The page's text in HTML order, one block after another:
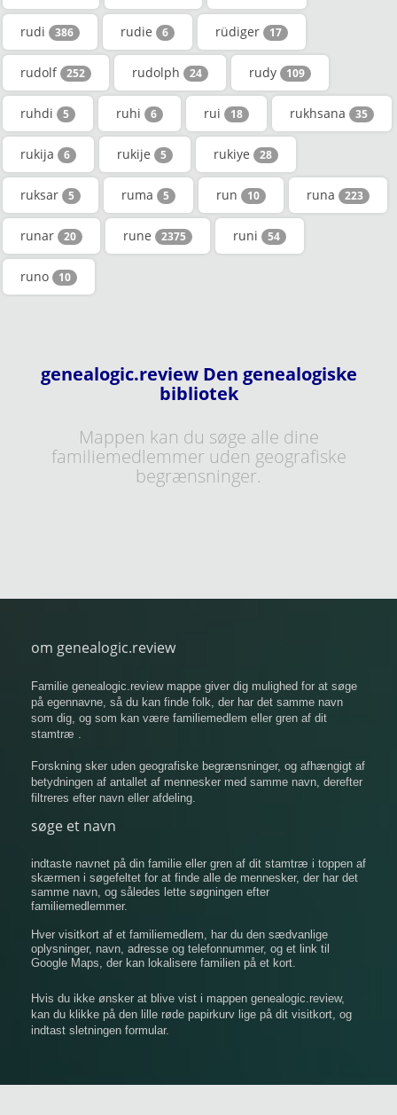
rudi 386 rudie 6 rüdiger 17
rudolf 252 rudolph 24 rudy 109
ruhdi 5 ruhi 6 rui 18 rukhsana 35
rukija 6 rukije 5 rukiye 28
ruksar 5 ruma 5 run 10 runa 223
runar 20 rune 2375 runi 54
runo 10
genealogic.review Den genealogiske
bibliotek
Mappen kan du søge alle dine
familiemedlemmer uden geografiske
begrænsninger.
om genealogic.review
Familie genealogic.review mappe giver dig mulighed for at søge
på egennavne, så du kan finde folk, der har det samme navn
som dig, og som kan være familiemedlem eller gren af ​​dit
stamtræ .
Forskning sker uden geografiske begrænsninger, og afhængigt af
betydningen af ​​antallet af mennesker med samme navn, derefter
filtreres efter navn eller afdeling.
søge et navn
indtaste navnet på din familie eller gren af ​​dit stamtræ i toppen af
​​skærmen i søgefeltet for at finde alle de mennesker, der har det
samme navn, og således lette søgningen efter
familiemedlemmer.
Hver visitkort af et familiemedlem, har du den sædvanlige
oplysninger, navn, adresse og telefonnummer, og et link til
Google Maps, der kan lokalisere familien på et kort.
Hvis du ikke ønsker at blive vist i mappen genealogic.review,
kan du klikke på den lille røde papirkurv lige på dit visitkort, og
indtast sletningen formular.